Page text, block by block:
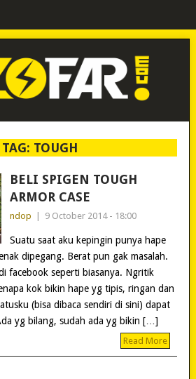
TAG: TOUGH
BELI SPIGEN TOUGH
ARMOR CASE
ndop 9 October 2014 - 18:00
Suatu saat aku kepingin punya hape
dipegang. Berat pun gak masalah.
facebook seperti biasanya. Ngritik
kok bikin hape yg tipis, ringan dan
(bisa dibaca sendiri di sini) dapat
yg bilang, sudah ada yg bikin […]
Read More